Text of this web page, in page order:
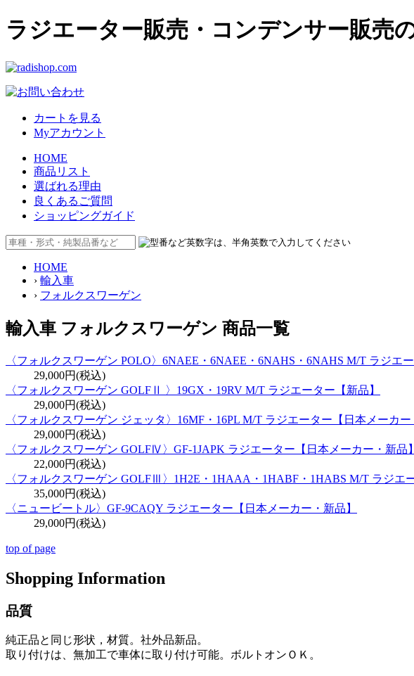
ラジエーター販売・コンデンサー販売
カートを見る
Myアカウント
HOME
商品リスト
選ばれる理由
良くあるご質問
ショッピングガイド
HOME
› 輸入車
› フォルクスワーゲン
輸入車 フォルクスワーゲン 商品一覧
〈フォルクスワーゲン POLO〉6NAEE・6NAEE・6NAHS・6NAHS M/T ラジエ
29,000円(税込)
〈フォルクスワーゲン GOLFⅡ 〉19GX・19RV M/T ラジエーター【新品】
29,000円(税込)
〈フォルクスワーゲン ジェッタ〉16MF・16PL M/T ラジエーター【日本メーカー
29,000円(税込)
〈フォルクスワーゲン GOLFⅣ〉GF-1JAPK ラジエーター【日本メーカー・新品】
22,000円(税込)
〈フォルクスワーゲン GOLFⅢ〉1H2E・1HAAA・1HABF・1HABS M/T ラジエ
35,000円(税込)
〈ニュービートル〉GF-9CAQY ラジエーター【日本メーカー・新品】
29,000円(税込)
top of page
Shopping Information
品質
純正品と同じ形状，材質。社外品新品。
取り付けは、無加工で車体に取り付け可能。ボルトオンＯＫ。